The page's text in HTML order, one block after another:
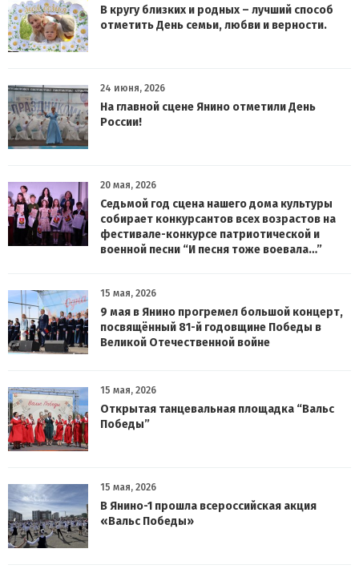
В кругу близких и родных – лучший способ
отметить День семьи, любви и верности.
24 июня, 2026
На главной сцене Янино отметили День
России!
20 мая, 2026
Седьмой год сцена нашего дома культуры
собирает конкурсантов всех возрастов на
фестивале-конкурсе патриотической и
военной песни “И песня тоже воевала…”
15 мая, 2026
9 мая в Янино прогремел большой концерт,
посвящённый 81-й годовщине Победы в
Великой Отечественной войне
15 мая, 2026
Открытая танцевальная площадка “Вальс
Победы”
15 мая, 2026
В Янино-1 прошла всероссийская акция
«Вальс Победы»